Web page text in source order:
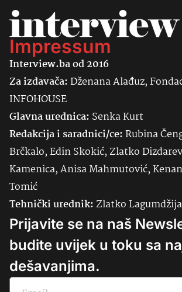
Impressum
Interview.ba od 2016
Za izdavača:Dženana Alađuz,
INFOHOUSE
Glavna urednica: SenkaKurt
Redakcija i saradnici/ce:Rubina
Brčkalo, Edin Skokić, Zlatko
Kamenica, Anisa Mahmutović,
Tomić
Tehnički urednik:Zlatko Lagumdžija
Prijavite se na naš
budite uvijek u toku sa
dešavanjima.